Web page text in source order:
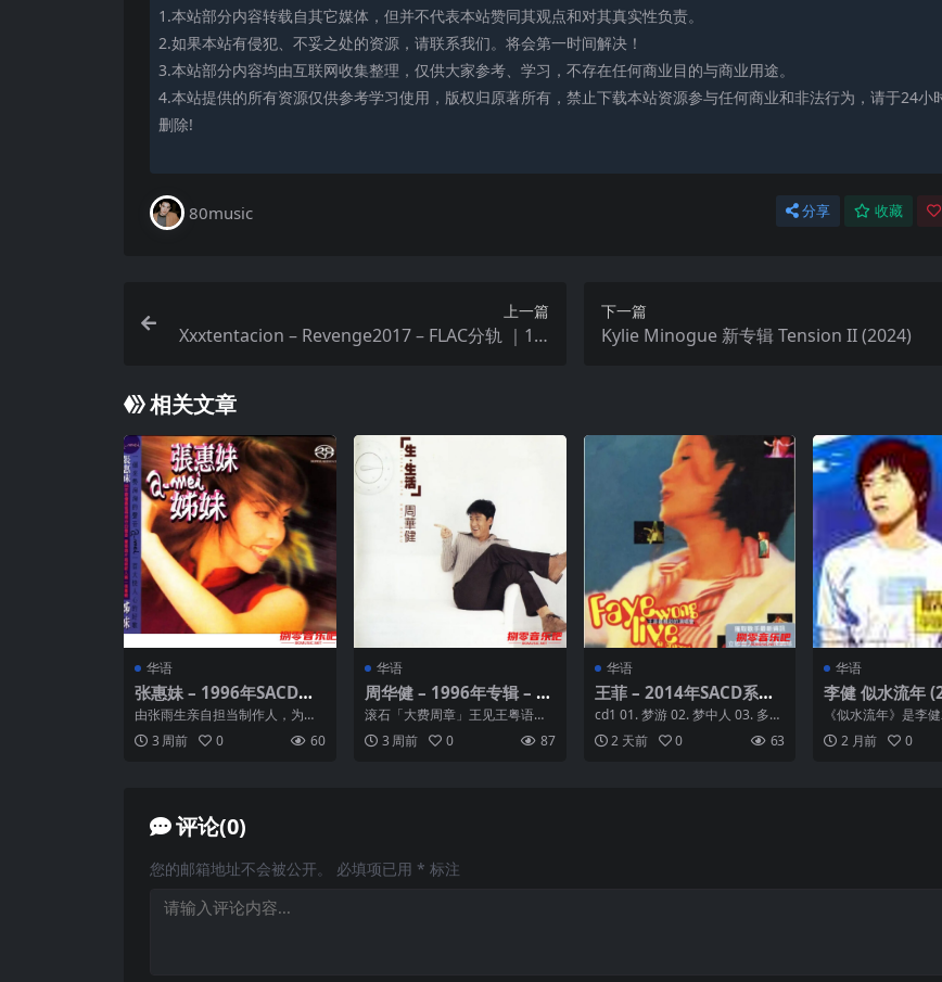
1.本站部分内容转载自其它媒体，但并不代表本站赞同其观点和对其真实性负责。
2.如果本站有侵犯、不妥之处的资源，请联系我们。将会第一时间解决！
3.本站部分内容均由互联网收集整理，仅供大家参考、学习，不存在任何商业目的与商业用途。
4.本站提供的所有资源仅供参考学习使用，版权归原著所有，禁止下载本站资源参与任何商业和非法行为，请于24小
删除!
80music 分享 收藏
上一篇
Xxxtentacion – Revenge2017 – FLAC分轨 ｜16-
下一篇
Kylie Minogue 新专辑 Tension II (2024)
相关文章
华语
张惠妹 – 1996年SACD系
列 – 姊妹 dsf
由张雨生亲自担当制作人，为张
惠妹定身打造<姐妹> 金曲。专辑
中<...3 周前 0 60
华语
周华健 – 1996年专辑 – 生
·生活(港首版) Flac
滚石「大费周章」王见王粤语版,
周华健最新粤语专辑再次扬威香
江。全碟共收录十一首歌...
3 周前 0 87
华语
王菲 – 2014年SACD系列
– 最精彩演唱会 DSD DSF
cd1 01. 梦游 02. 梦中人 03. 多得
他 04. 无奈那天 05. ...
2 天前 0 63
华语
李健 似水流年
V 分轨
《似水流年》是李
发行的首张个人专辑
作曲、编曲等工作。
2 月前 0
评论(0)
您的邮箱地址不会被公开。 必填项已用 * 标注